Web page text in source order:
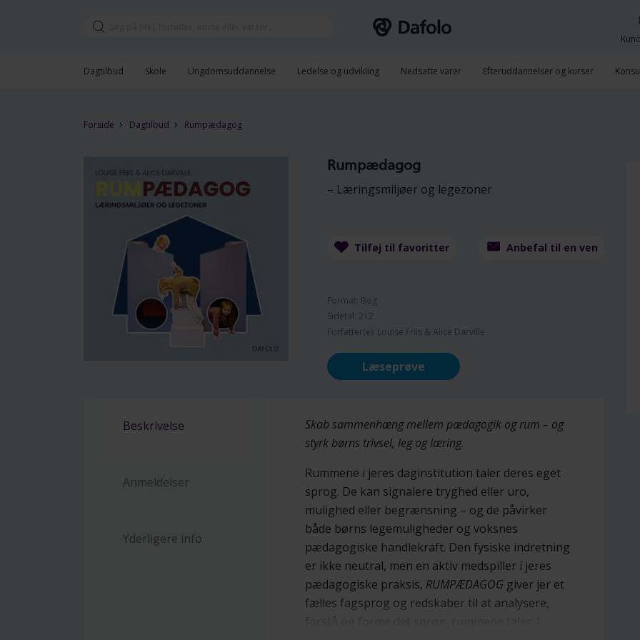
Dagtilbud Skole Ungdomsuddannelse Ledelse og udvikling Nedsatte varer Efteruddannelser og kurser
Forside › Dagtilbud › Rumpædagog
Rumpædagog
– Læringsmiljøer og legezoner
Tilføj til favoritter Anbefal til en ven
Format: Bog
Sidetal: 212
Forfatter(e): Louise Friis & Alice Darville
Læseprøve
Beskrivelse
Anmeldelser
Yderligere info
Skab sammenhæng mellem pædagogik og rum – og
styrk børns trivsel, leg og læring.
Rummene i jeres daginstitution taler deres eget
sprog. De kan signalere tryghed eller uro,
mulighed eller begrænsning – og de påvirker
både børns legemuligheder og voksnes
pædagogiske handlekraft. Den fysiske indretning
er ikke neutral, men en aktiv medspiller i jeres
pædagogiske praksis, RUMPÆDAGOG giver jer et
fælles fagsprog og redskaber til at analysere,